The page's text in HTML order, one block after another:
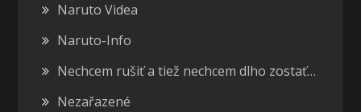
Naruto Videa
Naruto-Info
Nechcem rušiť a tiež nechcem dlho zostať…
Nezařazené